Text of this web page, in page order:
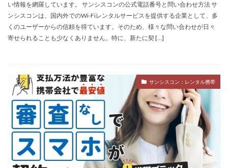
い情報を網羅しています。 サンシスコンの公式電話番号と問い合わせ方法 サ
ンシスコンは、国内外でのWi-Fiレンタルサービスを提供する企業として、多
くのユーザーからの信頼を得ています。そのため、様々な問い合わせが日々
寄せられることも少なくありません。特に、新たに契 […]
サンシスコン：レンタル携帯